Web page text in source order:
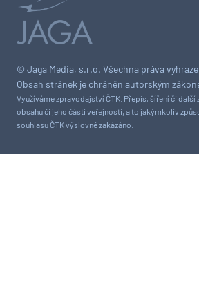
© Jaga Media, s.r.o. Všechna práva
Obsah stránek je chráněn autorským
Využíváme zpravodajství ČTK. Přepis, šíření či
obsahu či jeho části veřejnosti, a to jakýmkoliv
souhlasu ČTK výslovně zakázáno.